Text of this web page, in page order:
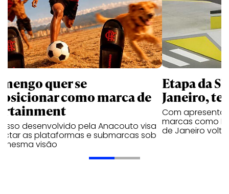
quer se
como marca de
desenvolvido pela Anacouto visa
as plataformas e submarcas sob
mesma visão
Etapa da
Janeiro,
Com
marcas como
de Janeiro